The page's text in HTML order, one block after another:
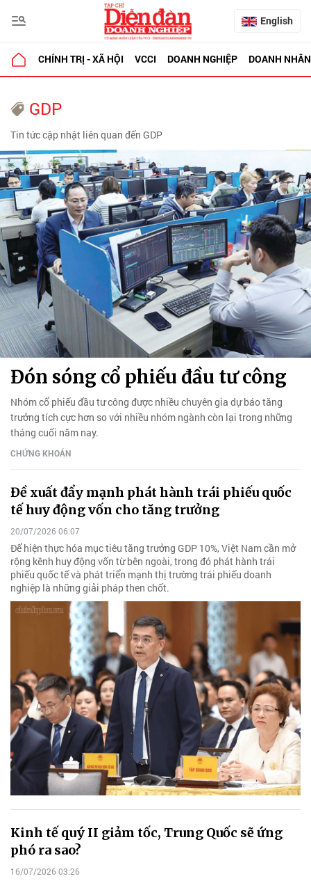
English
CHÍNH TRỊ - XÃ HỘI VCCI DOANH NGHIỆP DOANH NHÂN
GDP
Tin tức cập nhật liên quan đến GDP
Đón sóng cổ phiếu đầu tư công
Nhóm cổ phiếu đầu tư công được nhiều chuyên gia dự báo tăng
trưởng tích cực hơn so với nhiều nhóm ngành còn lại trong những
tháng cuối năm nay.
CHỨNG KHOÁN
Đề xuất đẩy mạnh phát hành trái phiếu quốc
tế huy động vốn cho tăng trưởng
20/07/2026 06:07
Để hiện thực hóa mục tiêu tăng trưởng GDP 10%, Việt Nam cần mở
rộng kênh huy động vốn từ bên ngoài, trong đó phát hành trái
phiếu quốc tế và phát triển mạnh thị trường trái phiếu doanh
nghiệp là những giải pháp then chốt.
Kinh tế quý II giảm tốc, Trung Quốc sẽ ứng
phó ra sao?
16/07/2026 03:26